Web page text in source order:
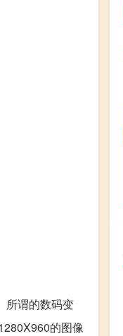
所谓的数码变
的图像